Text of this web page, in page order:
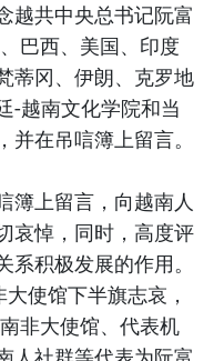
越共中央总书记阮富
巴西、美国、印度
蒂冈、伊朗、克罗地
-越南文化学院和当
在吊唁簿上留言。
簿上留言，向越南人
哀悼，同时，高度评
积极发展的作用。
使馆下半旗志哀，
非大使馆、代表机